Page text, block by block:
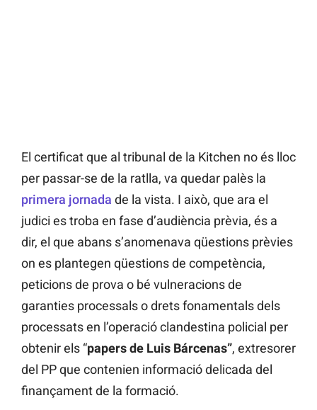
El certificat que al tribunal de la Kitchen no és lloc
per passar-se de la ratlla, va quedar palès la
primera jornada de la vista. I això, que ara el
judici es troba en fase d’audiència prèvia, és a
dir, el que abans s’anomenava qüestions prèvies
on es plantegen qüestions de competència,
peticions de prova o bé vulneracions de
garanties processals o drets fonamentals dels
processats en l’operació clandestina policial per
obtenir els “papers de Luis Bárcenas”, extresorer
del PP que contenien informació delicada del
finançament de la formació.